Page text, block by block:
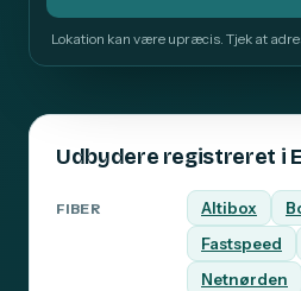
Lokation kan være upræcis. Tjek at
Udbydere registreret i
FIBER Altibox
Fastspeed
Netnørden